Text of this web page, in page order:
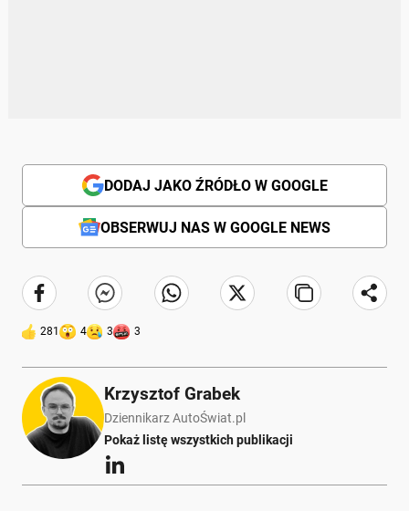
DODAJ JAKO ŹRÓDŁO W GOOGLE
OBSERWUJ NAS W GOOGLE NEWS
281 4 3 3
Krzysztof Grabek
Dziennikarz AutoŚwiat.pl
Pokaż listę wszystkich publikacji